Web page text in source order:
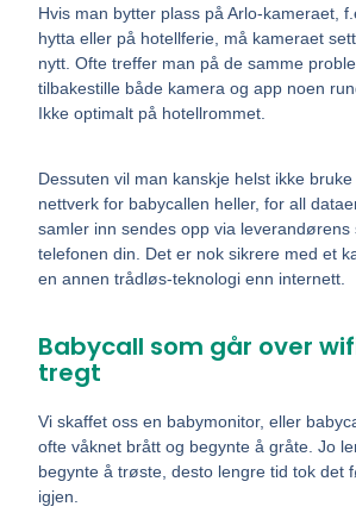
Hvis man bytter plass på Arlo-kameraet,
hytta eller på hotellferie, må kameraet
nytt. Ofte treffer man på de samme
tilbakestille både kamera og app noen
Ikke optimalt på hotellrommet.
Dessuten vil man kanskje helst ikke
nettverk for babycallen heller, for all
samler inn sendes opp via leverandørens
telefonen din. Det er nok sikrere med et
en annen trådløs-teknologi enn internett.
Babycall som går over
tregt
Vi skaffet oss en babymonitor, eller
ofte våknet brått og begynte å gråte.Jo
begynte å trøste, desto lengre tid tok det
igjen.